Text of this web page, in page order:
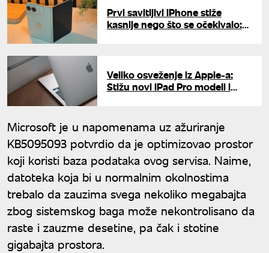
Prvi savitljivi iPhone stiže
kasnije nego što se očekivalo:
Veliko osveženje iz Apple-a:
Stižu novi iPad Pro modeli i
Microsoft je u napomenama uz ažuriranje
KB5095093 potvrdio da je optimizovao prostor
koji koristi baza podataka ovog servisa. Naime,
datoteka koja bi u normalnim okolnostima
trebalo da zauzima svega nekoliko megabajta
zbog sistemskog baga može nekontrolisano da
raste i zauzme desetine, pa čak i stotine
gigabajta prostora.